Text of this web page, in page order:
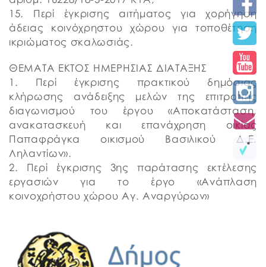
15. Περί έγκρισης αιτήματος για χορήγηση
άδειας κοινόχρηστου χώρου για τοποθέτηση
ικριώματος σκαλωσιάς.
ΘΕΜΑΤΑ ΕΚΤΟΣ ΗΜΕΡΗΣΙΑΣ ΔΙΑΤΑΞΗΣ
1. Περί έγκρισης πρακτικού δημόσιας
κλήρωσης ανάδειξης μελών της επιτροπής
διαγωνισμού του έργου «Αποκατάσταση,
ανακατασκευή και επανάχρηση οικίας
Παπαφράγκα οικισμού Βασιλικού Δ.Ε.
Ληλαντίων».
2. Περί έγκρισης 3ης παράτασης εκτέλεσης
εργασιών για το έργο «Ανάπλαση
κοινοχρήστου χώρου Αγ. Αναργύρων»